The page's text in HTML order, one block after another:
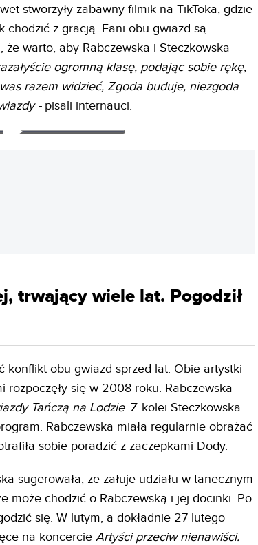
stworzyły zabawny filmik na TikToka, gdzie
chodzić z gracją. Fani obu gwiazd są
warto, aby Rabczewska i Steczkowska
ogromną klasę, podając sobie rękę,
razem widzieć, Zgoda buduje, niezgoda
-pisali internauci.
trwający wiele lat. Pogodził
obu gwiazd sprzed lat. Obie artystki
rozpoczęły się w 2008 roku. Rabczewska
Tańczą na Lodzie. Z kolei Steczkowska
Rabczewska miała regularnie obrażać
sobie poradzić z zaczepkami Dody.
sugerowała, że żałuje udziału w tanecznym
może chodzić o Rabczewską i jej docinki. Po
się. W lutym, a dokładnie 27 lutego
na koncercieArtyści przeciw nienawiści.